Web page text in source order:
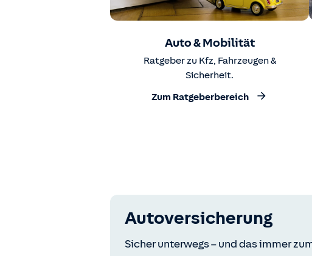
Auto & Mobilität
Ratgeber zu Kfz, Fahrzeugen &
Sicherheit.
Zum Ratgeberbereich
Autoversicherung
Sicher unterwegs – und das immer